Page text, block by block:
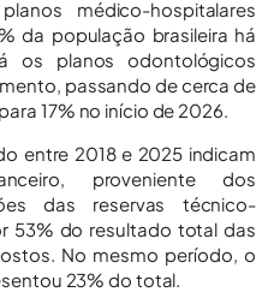
médico-hospitalares
da população brasileira há
os planos odontológicos
passando de cerca de
17% no início de 2026.
entre 2018 e 2025 indicam
proveniente dos
das reservas técnico-
53% do resultado total das
No mesmo período, o
23% do total.